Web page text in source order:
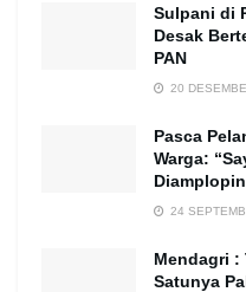
Sulpani di
Desak
PAN
20
Pasca
Warga:
24
Mendagri :
Satunya